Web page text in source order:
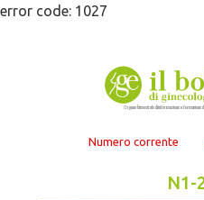
Skip
error code: 1027
Numero corrente
N1-